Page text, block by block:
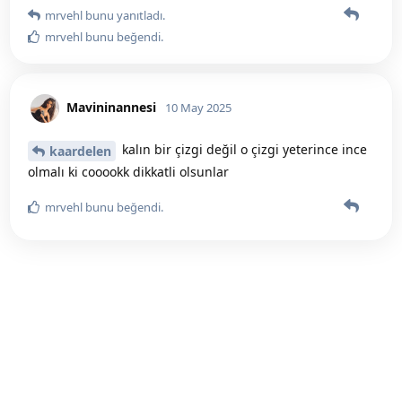
mrvehl bunu yanıtladı.
mrvehl bunu beğendi.
Mavininannesi 10 May 2025
kaardelen
kalın bir çizgi değil o çizgi yeterince ince
olmalı ki cooookk dikkatli olsunlar
mrvehl bunu beğendi.